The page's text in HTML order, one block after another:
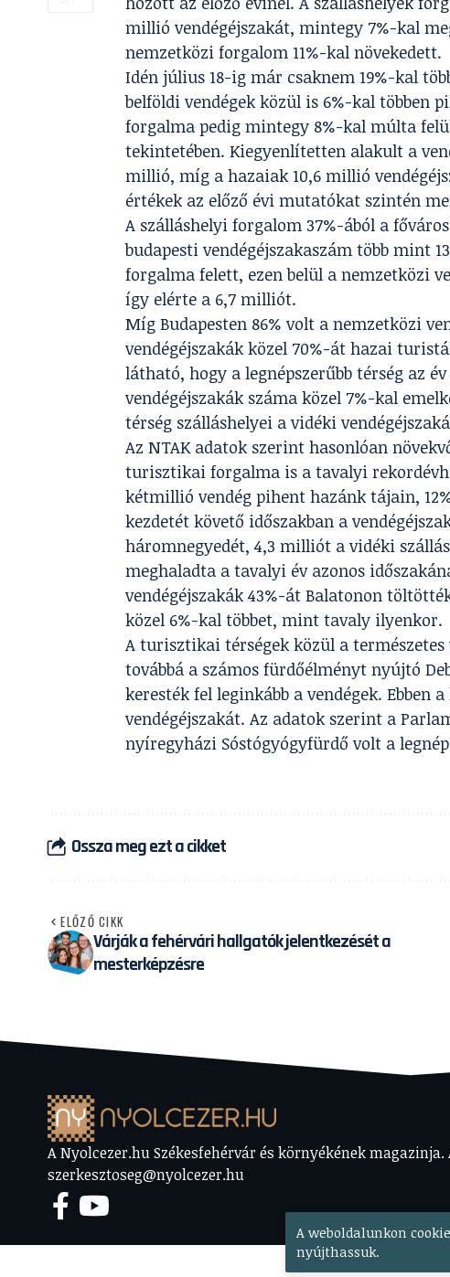
A weboldalunkon
nyújthassuk.
millió vendégéjszakát, mintegy 7%-kal
nemzetközi forgalom 11%-kal növekedett.
Idén július 18-ig már csaknem 19%-kal
belföldi vendégek közül is 6%-kal többen
forgalma pedig mintegy 8%-kal múlta
tekintetében. Kiegyenlítetten alakult a
millió, míg a hazaiak 10,6 millió
értékek az előző évi mutatókat szintén
A szálláshelyi forgalom 37%-ából a
budapesti vendégéjszakaszám több mint
forgalma felett, ezen belül a nemzetközi
így elérte a 6,7 milliót.
Míg Budapesten 86% volt a nemzetközi
vendégéjszakák közel 70%-át hazai
látható, hogy a legnépszerűbb térség az
vendégéjszakák száma közel 7%-kal
térség szálláshelyei a vidéki
Az NTAK adatok szerint hasonlóan
turisztikai forgalma is a tavalyi
kétmillió vendég pihent hazánk tájain,
kezdetét követő időszakban a
háromnegyedét, 4,3 milliót a vidéki
meghaladta a tavalyi év azonos
vendégéjszakák 43%-át Balatonon
közel 6%-kal többet, mint tavaly ilyenkor.
A turisztikai térségek közül a
továbbá a számos fürdőélményt nyújtó
keresték fel leginkább a vendégek. Ebben
vendégéjszakát. Az adatok szerint a
nyíregyházi Sóstógyógyfürdő volt a
Ossza meg ezt a cikket
ELŐZŐ CIKK
Várják a fehérvári hallgatók jelentkezését a
mesterképzésre
A Nyolcezer.hu Székesfehérvár és környékének
szerkesztoseg@nyolcezer.hu